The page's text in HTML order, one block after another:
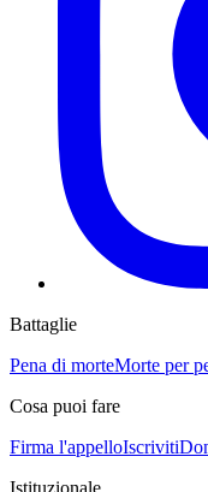
Battaglie
Pena di morteMorte per
Cosa puoi fare
Firma l'appelloIscriviti